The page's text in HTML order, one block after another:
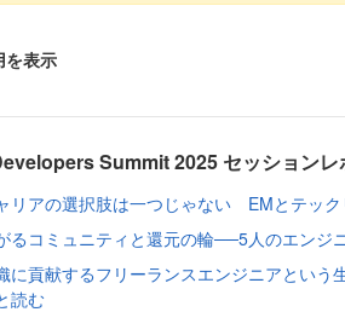
を表示
Summit 2025 セッションレ
リアの選択肢は一つじゃない EMとテッ
るコミュニティと還元の輪──5人のエンジ
に貢献するフリーランスエンジニアという
読む